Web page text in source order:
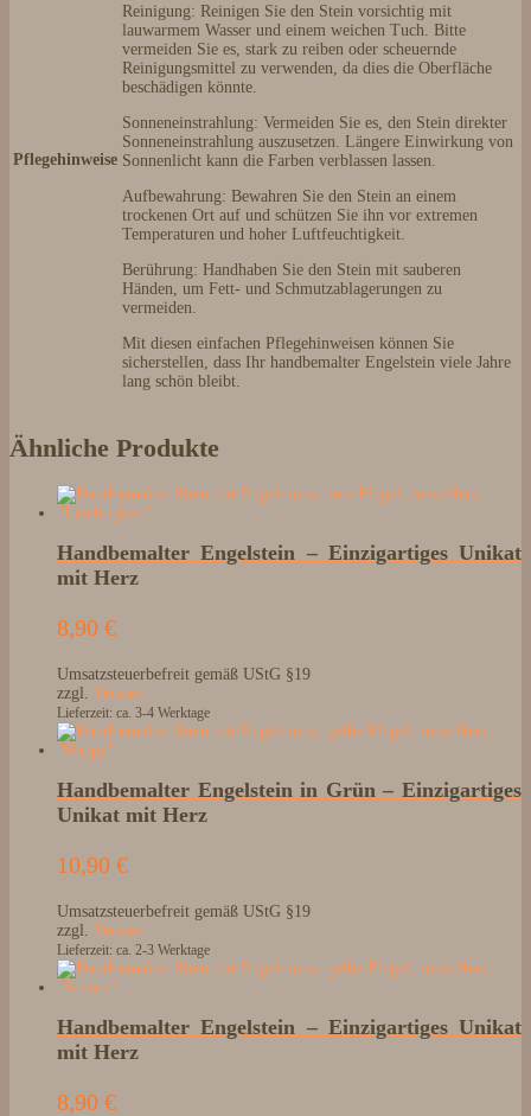
Pflegehinweise
Reinigung: Reinigen Sie den Stein vorsichtig mit
lauwarmem Wasser und einem weichen Tuch. Bitte
vermeiden Sie es, stark zu reiben oder scheuernde
Reinigungsmittel zu verwenden, da dies die Oberfläche
beschädigen könnte.
Sonneneinstrahlung: Vermeiden Sie es, den Stein direkter
Sonneneinstrahlung auszusetzen. Längere Einwirkung von
Sonnenlicht kann die Farben verblassen lassen.
Aufbewahrung: Bewahren Sie den Stein an einem
trockenen Ort auf und schützen Sie ihn vor extremen
Temperaturen und hoher Luftfeuchtigkeit.
Berührung: Handhaben Sie den Stein mit sauberen
Händen, um Fett- und Schmutzablagerungen zu
vermeiden.
Mit diesen einfachen Pflegehinweisen können Sie
sicherstellen, dass Ihr handbemalter Engelstein viele Jahre
lang schön bleibt.
Ähnliche Produkte
Handbemalter Engelstein – Einzigartiges Unikat
mit Herz
8,90 €
Umsatzsteuerbefreit gemäß UStG §19
zzgl. Versand
Lieferzeit: ca. 3-4 Werktage
Handbemalter Engelstein in Grün – Einzigartiges
Unikat mit Herz
10,90 €
Umsatzsteuerbefreit gemäß UStG §19
zzgl. Versand
Lieferzeit: ca. 2-3 Werktage
Handbemalter Engelstein – Einzigartiges Unikat
mit Herz
8,90 €